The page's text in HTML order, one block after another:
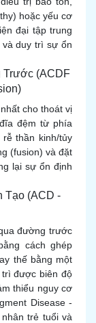
hoặc yếu cơ
đại tập trung
duy trì sự ổn
Trước (ACDF
cho thoát vị
đệm từ phía
thần kinh/tủy
(fusion) và đặt
lại sự ổn định
Tạo (ACD -
đường trước
cách ghép
thế bằng một
được biên độ
thiểu nguy cơ
Disease -
trẻ tuổi và